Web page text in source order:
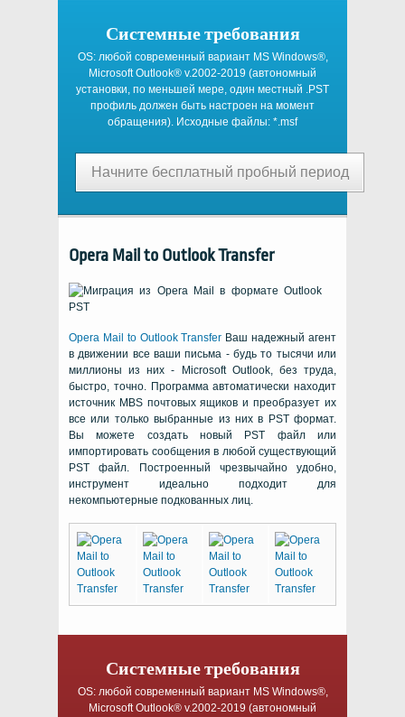
Системные требования
OS:любой современный вариант MS Windows®,
Microsoft Outlook® v.2002-2019 (автономный
установки, по меньшей мере, один местный .PST
профиль должен быть настроен на момент
обращения). Исходные файлы: *.msf
Начните бесплатный пробный период
Opera Mail to Outlook Transfer
Opera Mail to Outlook Transfer Ваш надежный агент
в движении все ваши письма - будь то тысячи или
миллионы из них -
Microsoft Outlook, без труда,
быстро, точно. Программа автоматически находит
источник MBS почтовых ящиков и преобразует их
все или только выбранные из них в PSTформат.
Вы можете создать новый
PST файл или
импортировать сообщения в любой существующий
PST файл. Построенный чрезвычайно удобно,
инструмент идеально подходит для
некомпьютерные подкованных лиц.
Системные требования
OS:любой современный вариант MS Windows®,
Microsoft Outlook® v.2002-2019 (автономный